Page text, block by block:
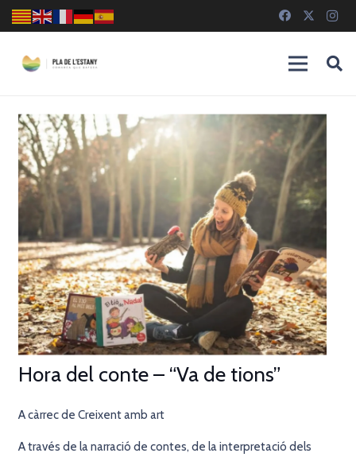
Hora del conte – “Va de tions”
A càrrec de Creixent amb art
A través de la narració de contes, de la interpretació dels